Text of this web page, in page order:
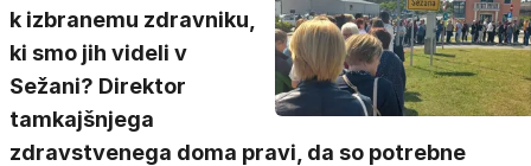
k izbranemu zdravniku,
ki smo jih videli v
Sežani? Direktor
tamkajšnjega
zdravstvenega doma pravi, da so potrebne